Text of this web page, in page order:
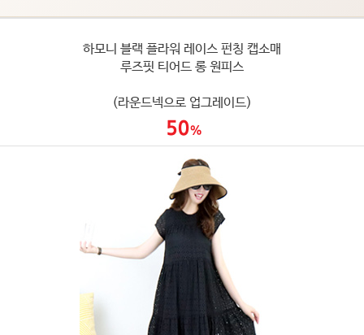
하모니 블랙 플라워 레이스 펀칭 캡소매
루즈핏 티어드 롱 원피스
(라운드넥으로 업그레이드)